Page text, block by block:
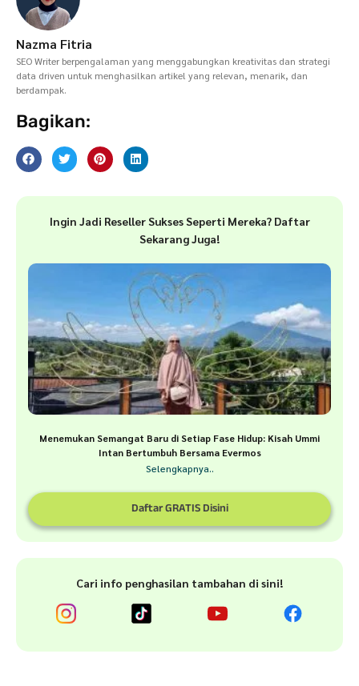
Nazma Fitria
SEO Writer berpengalaman yang menggabungkan kreativitas dan strategi
data driven untuk menghasilkan artikel yang relevan, menarik, dan
berdampak.
Bagikan:
Ingin Jadi Reseller Sukses Seperti Mereka? Daftar
Sekarang Juga!
Menemukan Semangat Baru di Setiap Fase Hidup: Kisah Ummi
Intan Bertumbuh Bersama Evermos
Selengkapnya..
Daftar GRATIS Disini
Cari info penghasilan tambahan di sini!